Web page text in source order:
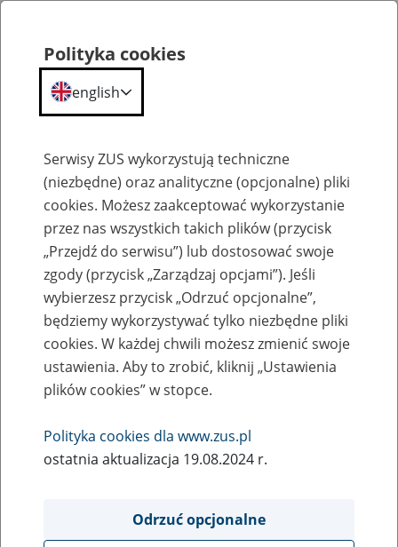
Szkolenia
Zaproś ZUS do siebie - zakładanie profili
eZUS w siedzibie Twojej firmy
Rodzaj wydarzenia
Szkolenia
obsługa klientów
Polityka cookies
english
Serwisy ZUS wykorzystują techniczne
(niezbędne) oraz analityczne (opcjonalne) pliki
cookies. Możesz zaakceptować wykorzystanie
przez nas wszystkich takich plików (przycisk
„Przejdź do serwisu”) lub dostosować swoje
zgody (przycisk „Zarządzaj opcjami”). Jeśli
wybierzesz przycisk „Odrzuć opcjonalne”,
będziemy wykorzystywać tylko niezbędne pliki
cookies. W każdej chwili możesz zmienić swoje
ustawienia. Aby to zrobić, kliknij „Ustawienia
plików cookies” w stopce.
Polityka cookies dla www.zus.pl
ostatnia aktualizacja 19.08.2024 r.
Odrzuć opcjonalne